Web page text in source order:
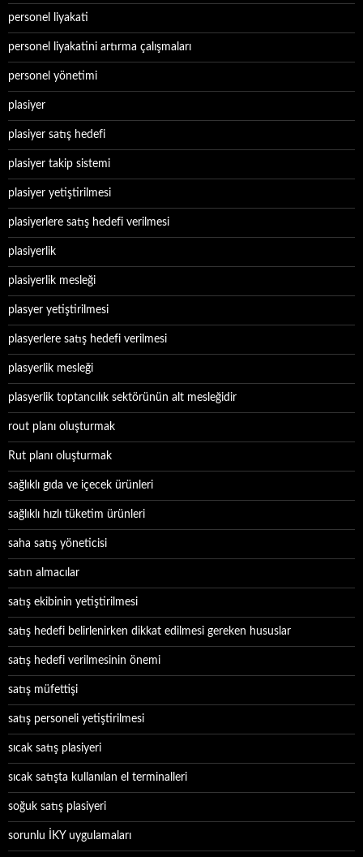
personel liyakati
personel liyakatini artırma çalışmaları
personel yönetimi
plasiyer
plasiyer satış hedefi
plasiyer takip sistemi
plasiyer yetiştirilmesi
plasiyerlere satış hedefi verilmesi
plasiyerlik
plasiyerlik mesleği
plasyer yetiştirilmesi
plasyerlere satış hedefi verilmesi
plasyerlik mesleği
plasyerlik toptancılık sektörünün alt mesleğidir
rout planı oluşturmak
Rut planı oluşturmak
sağlıklı gıda ve içecek ürünleri
sağlıklı hızlı tüketim ürünleri
saha satış yöneticisi
satın almacılar
satış ekibinin yetiştirilmesi
satış hedefi belirlenirken dikkat edilmesi gereken hususlar
satış hedefi verilmesinin önemi
satış müfettişi
satış personeli yetiştirilmesi
sıcak satış plasiyeri
sıcak satışta kullanılan el terminalleri
soğuk satış plasiyeri
sorunlu İKY uygulamaları